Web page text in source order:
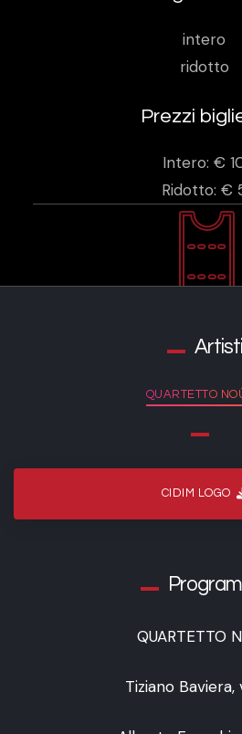
intero
ridotto
Prezzi
Intero: €
Ridotto: €
Artisti
QUARTETTO
CIDIM LOGO
QUARTETTO
Tiziano Baviera,